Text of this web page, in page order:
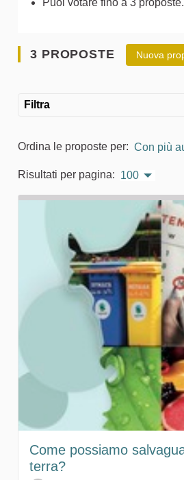
3 PROPOSTE Nuova
Filtra
Ordina le proposte per: Con più
Risultati per pagina: 100
Come possiamo
terra?